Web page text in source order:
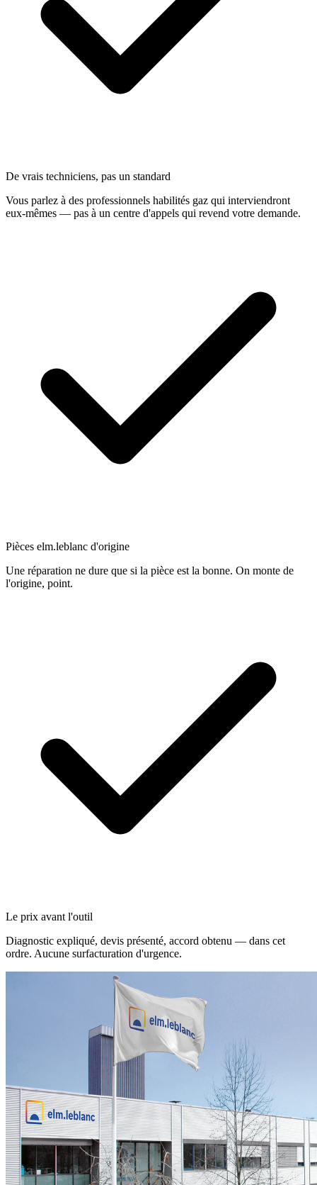
De vrais techniciens, pas un standard
Vous parlez à des professionnels habilités gaz qui interviendront
eux-mêmes — pas à un centre d'appels qui revend votre demande.
Pièces elm.leblanc d'origine
Une réparation ne dure que si la pièce est la bonne. On monte de
l'origine, point.
Le prix avant l'outil
Diagnostic expliqué, devis présenté, accord obtenu — dans cet
ordre. Aucune surfacturation d'urgence.